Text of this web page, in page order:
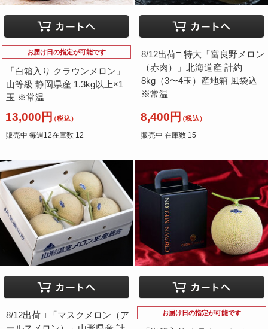
お届け日の指定が可能です
「白箱入り クラウンメロン」
山等級 静岡県産 1.3kg以上×1
玉 ※常温
13,000円（税込）
販売中 毎週12在庫数 12
8/12出荷□ 特大「富良野メロン
（赤肉）」北海道産 計約
8kg（3〜4玉）産地箱 風袋込
※常温
8,400円（税込）
販売中 在庫数 15
8/12出荷□ 「マスクメロン（ア
お届け日の指定が可能です